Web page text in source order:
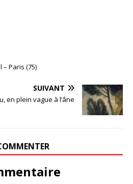
Paris (75)
SUIVANT
en plein vague à l’âne